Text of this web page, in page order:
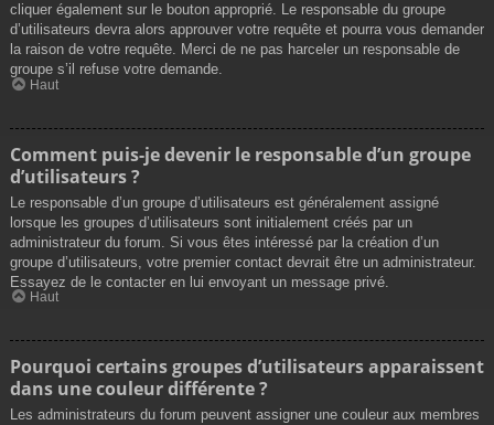
cliquer également sur le bouton approprié. Le responsable du groupe
d’utilisateurs devra alors approuver votre requête et pourra vous demander
la raison de votre requête. Merci de ne pas harceler un responsable de
groupe s’il refuse votre demande.
Haut
Comment puis-je devenir le responsable d’un groupe
d’utilisateurs ?
Le responsable d’un groupe d’utilisateurs est généralement assigné
lorsque les groupes d’utilisateurs sont initialement créés par un
administrateur du forum. Si vous êtes intéressé par la création d’un
groupe d’utilisateurs, votre premier contact devrait être un administrateur.
Essayez de le contacter en lui envoyant un message privé.
Haut
Pourquoi certains groupes d’utilisateurs apparaissent
dans une couleur différente ?
Les administrateurs du forum peuvent assigner une couleur aux membres